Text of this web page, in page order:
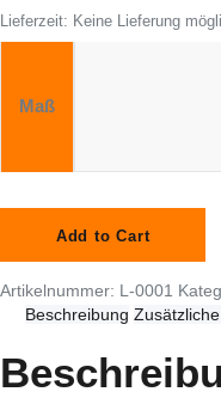
Lieferzeit: Keine Lieferung
Maß
Add to Cart
Artikelnummer: L-0001
Beschreibung